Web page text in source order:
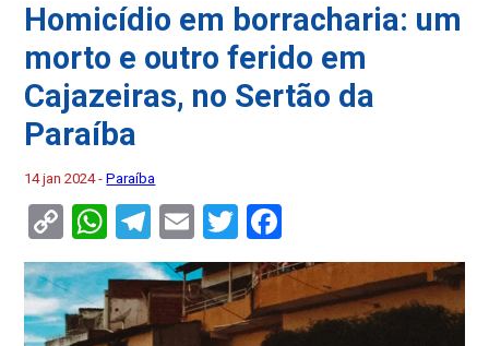
Homicídio em borracharia: um
morto e outro ferido em
Cajazeiras, no Sertão da
Paraíba
14 jan 2024 -Paraíba
Copy
Link
WhatsApp
Telegram
EmailTwitter